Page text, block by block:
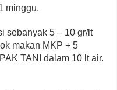
minggu.
sebanyak 5 – 10 gr/lt
makan MKP + 5
TANI dalam 10 lt air.